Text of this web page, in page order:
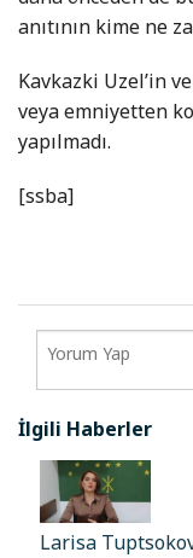
anıtının kime ne
Kavkazki Uzel’in
veya emniyetten
yapılmadı.
[ssba]
İlgili Haberler
Larisa